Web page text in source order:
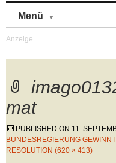
Menü
mat
PUBLISHED ON 11.
BUNDESREGIERUNG
RESOLUTION (620 × 413)